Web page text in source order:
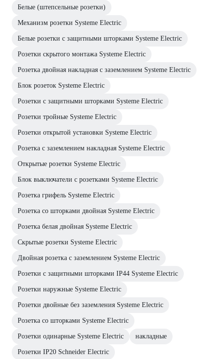
Белые (штепсельные розетки)
Механизм розетки Systeme Electric
Белые розетки с защитными шторками Systeme Electric
Розетки скрытого монтажа Systeme Electric
Розетка двойная накладная с заземлением Systeme Electric
Блок розеток Systeme Electric
Розетки с защитными шторками Systeme Electric
Розетки тройные Systeme Electric
Розетки открытой установки Systeme Electric
Розетка с заземлением накладная Systeme Electric
Открытые розетки Systeme Electric
Блок выключатели с розетками Systeme Electric
Розетка грифель Systeme Electric
Розетка со шторками двойная Systeme Electric
Розетка белая двойная Systeme Electric
Скрытые розетки Systeme Electric
Двойная розетка с заземлением Systeme Electric
Розетки с защитными шторками IP44 Systeme Electric
Розетки наружные Systeme Electric
Розетки двойные без заземления Systeme Electric
Розетка со шторками Systeme Electric
Розетки одинарные Systeme Electric накладные
Розетки IP20 Schneider Electric